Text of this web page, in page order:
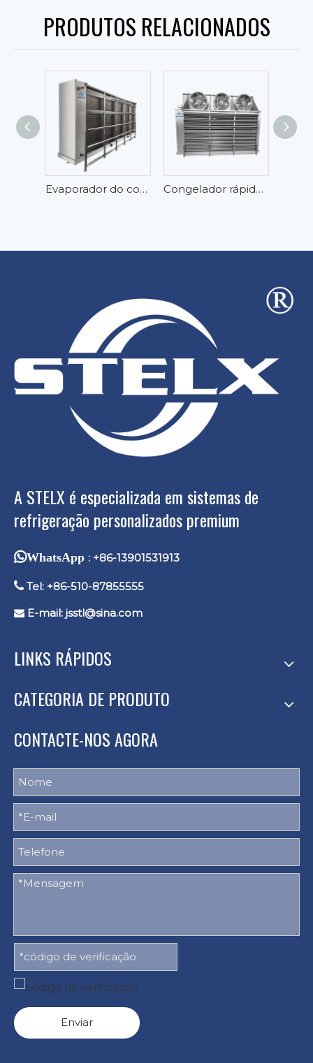
PRODUTOS RELACIONADOS
Evaporador do congelador de explosão da sala fria da galinha da carne da carne para a usina Congelador rápido eficiente para piso de armazém de alta velocidade
A STELX é especializada em sistemas de
refrigeração personalizados premium
WhatsApp : +86-13901531913
 Tel: +86-510-87855555
 E-mail: jsstl@sina.com
LINKS RÁPIDOS
CATEGORIA DE PRODUTO
CONTACTE-NOS AGORA
Enviar